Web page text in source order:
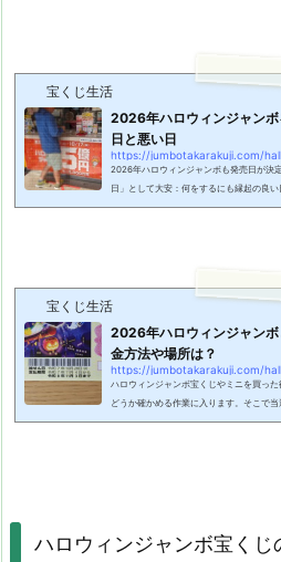
宝くじ生活
2026年ハロウィンジャン
日と悪い日
https://jumbotakarakuji.com/
2026年ハロウィンジャンボも発売日が決
日」として大安：何をするにも縁起の良
の日：金運アップこれら金運に関係する
宝くじ生活
2026年ハロウィンジャン
金方法や場所は？
https://jumbotakarakuji.com/
ハロウィンジャンボ宝くじやミニを買っ
どうか確かめる作業に入ります。そこで
を手にしましょう！ですが、換金方法でわから
ハロウィンジャンボ宝くじ